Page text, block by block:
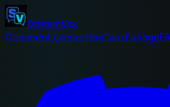
StreamVox
Comment ça marcheCas d'usage